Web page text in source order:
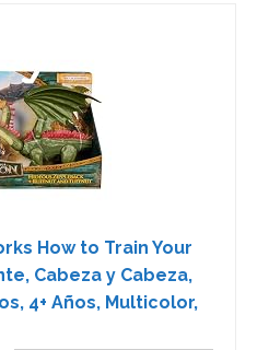
How to Train Your
Cabeza y Cabeza,
4+ Años, Multicolor,